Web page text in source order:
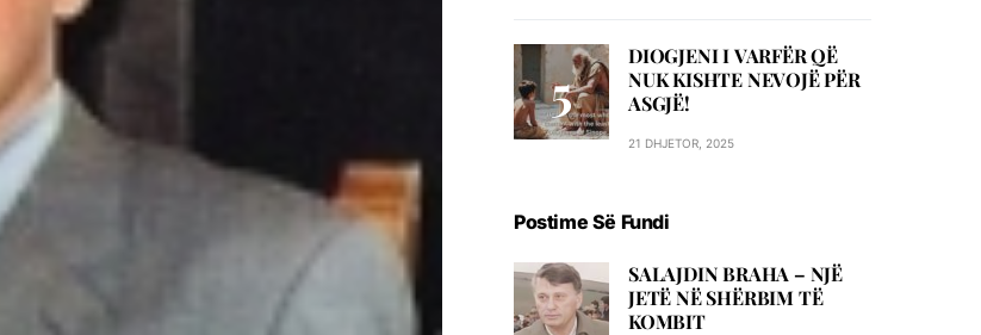
DIOGJENI I VARFËR QË
NUK KISHTE NEVOJË PËR
ASGJË!
21 DHJETOR, 2025
Postime Së Fundi
SALAJDIN BRAHA – NJЁ
JETЁ NЁ SHЁRBIM TЁ
KOMBIT